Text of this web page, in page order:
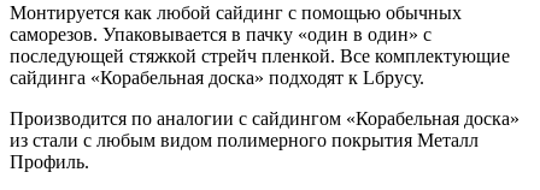
Монтируется как любой сайдинг с помощью обычных
саморезов. Упаковывается в пачку «один в один» с
последующей стяжкой стрейч пленкой. Все комплектующие
сайдинга «Корабельная доска» подходят к Lбрусу.
Производится по аналогии с сайдингом «Корабельная доска»
из стали с любым видом полимерного покрытия Металл
Профиль.